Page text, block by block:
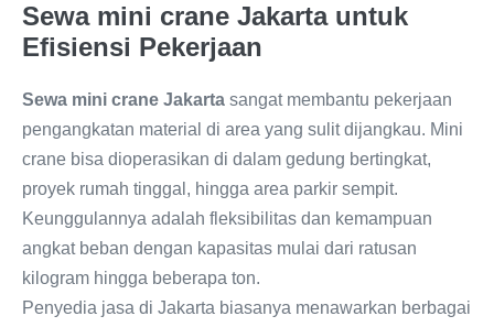
Sewa mini crane Jakarta untuk
Efisiensi Pekerjaan
Sewa mini crane Jakarta sangat membantu pekerjaan
pengangkatan material di area yang sulit dijangkau. Mini
crane bisa dioperasikan di dalam gedung bertingkat,
proyek rumah tinggal, hingga area parkir sempit.
Keunggulannya adalah fleksibilitas dan kemampuan
angkat beban dengan kapasitas mulai dari ratusan
kilogram hingga beberapa ton.
Penyedia jasa di Jakarta biasanya menawarkan berbagai